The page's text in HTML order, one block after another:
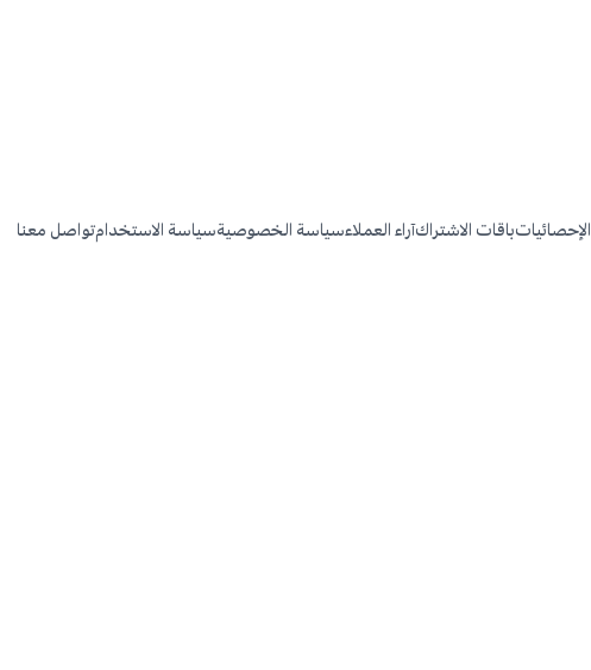
الإحصائياتباقات الاشتراكآراء العملاءسياسة الخصوصيةسياسة الاستخدامتواصل معنا